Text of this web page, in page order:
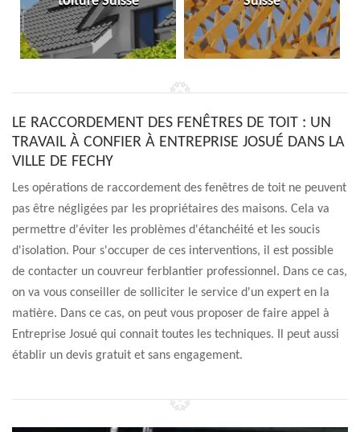
LE RACCORDEMENT DES FENÊTRES DE TOIT : UN
TRAVAIL À CONFIER À ENTREPRISE JOSUÉ DANS LA
VILLE DE FECHY
Les opérations de raccordement des fenêtres de toit ne peuvent
pas être négligées par les propriétaires des maisons. Cela va
permettre d'éviter les problèmes d'étanchéité et les soucis
d'isolation. Pour s'occuper de ces interventions, il est possible
de contacter un couvreur ferblantier professionnel. Dans ce cas,
on va vous conseiller de solliciter le service d'un expert en la
matière. Dans ce cas, on peut vous proposer de faire appel à
Entreprise Josué qui connait toutes les techniques. Il peut aussi
établir un devis gratuit et sans engagement.